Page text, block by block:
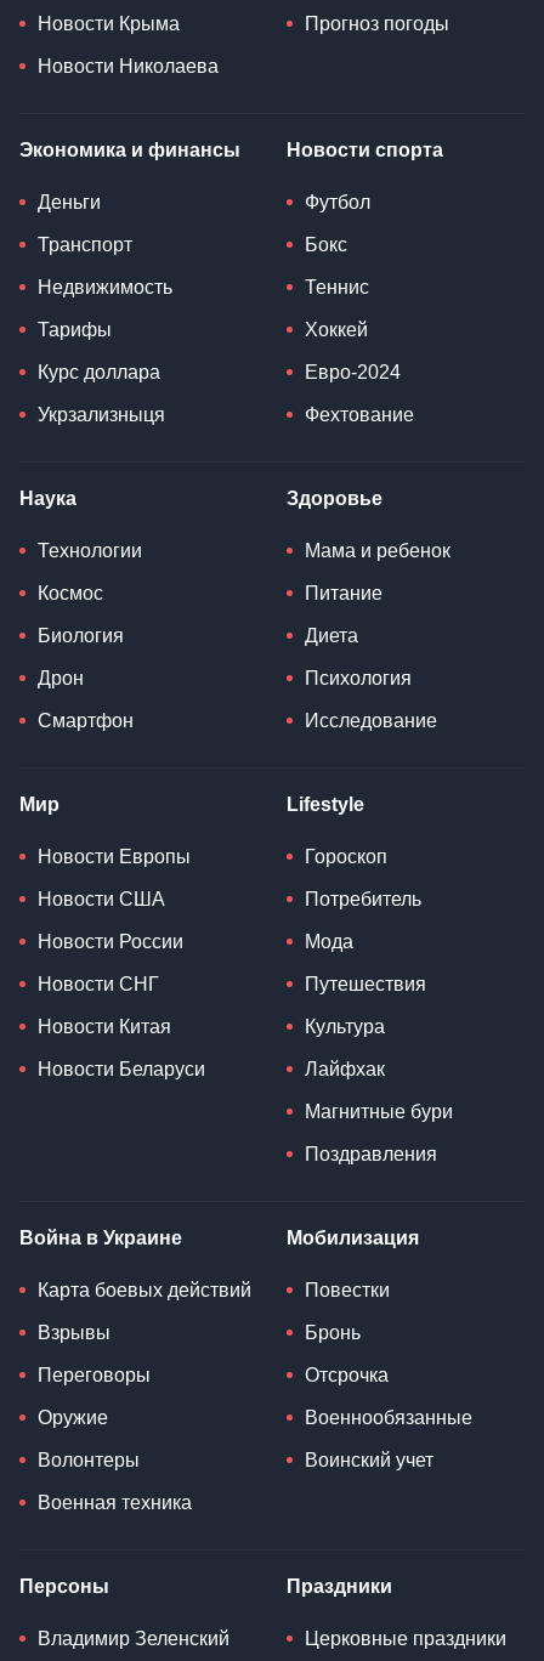
Новости Крыма
Новости Николаева
Прогноз погоды
Экономика и финансы
Деньги
Транспорт
Недвижимость
Тарифы
Курс доллара
Укрзализныця
Новости спорта
Футбол
Бокс
Теннис
Хоккей
Евро-2024
Фехтование
Наука
Технологии
Космос
Биология
Дрон
Смартфон
Здоровье
Мама и ребенок
Питание
Диета
Психология
Исследование
Мир
Новости Европы
Новости США
Новости России
Новости СНГ
Новости Китая
Новости Беларуси
Lifestyle
Гороскоп
Потребитель
Мода
Путешествия
Культура
Лайфхак
Магнитные бури
Поздравления
Война в Украине
Карта боевых действий
Взрывы
Переговоры
Оружие
Волонтеры
Военная техника
Мобилизация
Повестки
Бронь
Отсрочка
Военнообязанные
Воинский учет
Персоны
Владимир Зеленский
Праздники
Церковные праздники